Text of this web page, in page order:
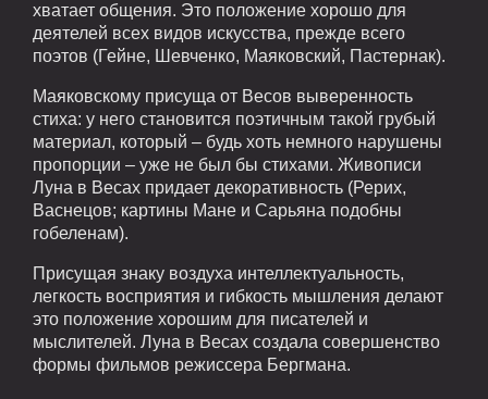
хватает общения. Это положение хорошо для
деятелей всех видов искусства, прежде всего
поэтов (Гейне, Шевченко, Маяковский, Пастернак).
Маяковскому присуща от Весов выверенность
стиха: у него становится поэтичным такой грубый
материал, который – будь хоть немного нарушены
пропорции – уже не был бы стихами. Живописи
Луна в Весах придает декоративность (Рерих,
Васнецов; картины Мане и Сарьяна подобны
гобеленам).
Присущая знаку воздуха интеллектуальность,
легкость восприятия и гибкость мышления делают
это положение хорошим для писателей и
мыслителей. Луна в Весах создала совершенство
формы фильмов режиссера Бергмана.